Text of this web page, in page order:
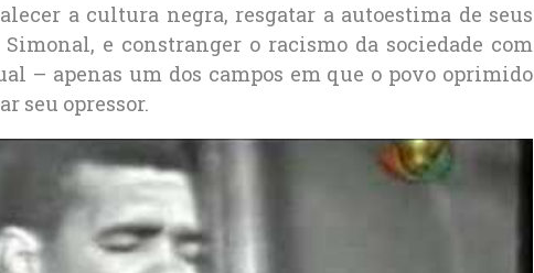
a cultura negra, resgatar a autoestima de seus
Simonal, e constranger o racismo da sociedade com
– apenas um dos campos em que o povo oprimido
seu opressor.